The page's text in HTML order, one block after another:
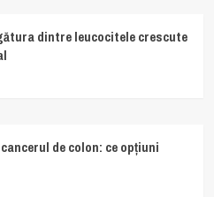
dintre leucocitele crescute
de colon: ce opțiuni